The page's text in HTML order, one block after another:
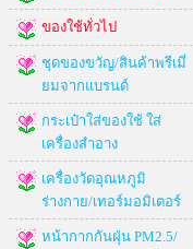
ของใช้ทั่วไป
ชุดของขวัญ/สินค้าพรีเมี่
ยมจากแบรนด์
กระเป๋าใส่ของใช้ ใส่
เครื่องสำอาง
เครื่องวัดอุณหภูมิ
ร่างกาย/เทอร์มอมิเตอร์
หน้ากากกันฝุ่น PM2.5/